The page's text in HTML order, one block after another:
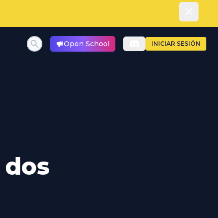
Open School INICIAR SESIÓN